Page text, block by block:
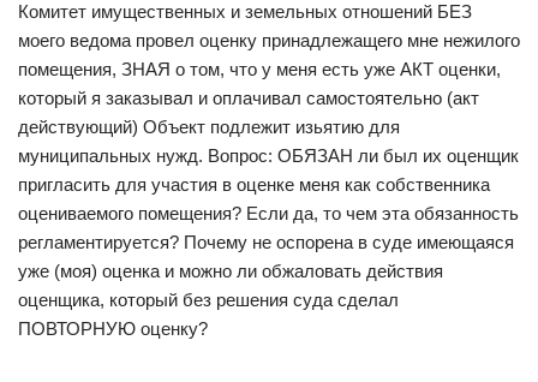
Комитет имущественных и земельных отношений БЕЗ
моего ведома провел оценку принадлежащего мне нежилого
помещения, ЗНАЯ о том, что у меня есть уже АКТ оценки,
который я заказывал и оплачивал самостоятельно (акт
действующий) Объект подлежит изьятию для
муниципальных нужд. Вопрос: ОБЯЗАН ли был их оценщик
пригласить для участия в оценке меня как собственника
оцениваемого помещения? Если да, то чем эта обязанность
регламентируется? Почему не оспорена в суде имеющаяся
уже (моя) оценка и можно ли обжаловать действия
оценщика, который без решения суда сделал
ПОВТОРНУЮ оценку?